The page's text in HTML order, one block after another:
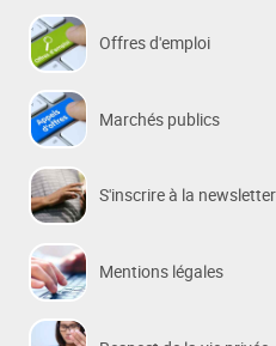
Offres d'emploi
Marchés publics
S'inscrire à la newsletter
Mentions légales